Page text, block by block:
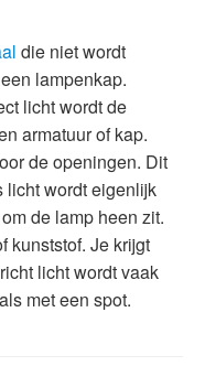
die niet wordt
lampenkap.
licht wordt de
armatuur of kap.
de openingen. Dit
licht wordt eigenlijk
de lamp heen zit.
kunststof. Je krijgt
licht wordt vaak
met een spot.